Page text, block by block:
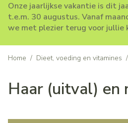
Onze jaarlijkse vakantie is dit
t.e.m. 30 augustus. Vanaf
we met plezier terug voor jullie
Home / Dieet, voeding en vitamines /
Haar (uitval) en